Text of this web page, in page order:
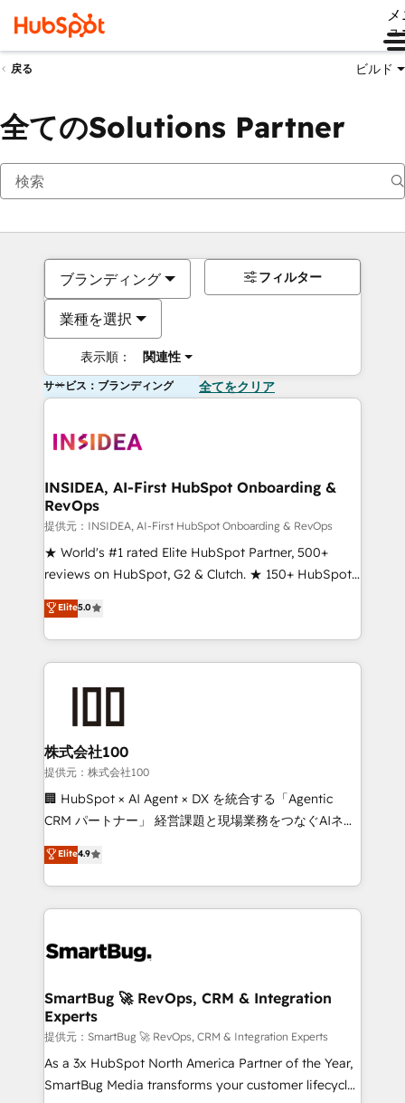
ュ
戻る ビルド
全てのSolutions Partner
ブランディング
業種を選択
表示順： 関連性
フィルター
サービス：ブランディング 全てをクリア
INSIDEA, AI-First HubSpot Onboarding &
RevOps
提供元：INSIDEA, AI-First HubSpot Onboarding & RevOps
★ World's #1 rated Elite HubSpot Partner, 500+
reviews on HubSpot, G2 & Clutch. ★ 150+ HubSpot
Certified Experts & Trainers across the team ★
1,500+ implementations across five continents ★ AI-
First, RevOps-led, Onboarding obsessed ★
Company of the Year 2024/25 INSIDEA helps
and build AI-powered workflows that drive adoption
from week one, in your time zone. What we do ➤
Onboarding: Live in weeks, with workflows built
around your business, not a template. ➤ Migration:
Move from any legacy CRM. Zero downtime, full data
run your revenue process. Sales, marketing, and
service wired together. ➤ AI and Integrations: Layer
tune-ups, feature rollouts, adoption coaching. Buying
HubSpot, switching to it, or reviving a stale portal?
We are built for the work.
Elite5.0
株式会社100
提供元：株式会社100
🏢 HubSpot × AI Agent × DX を統合する「Agentic
CRM パートナー」 経営課題と現場業務をつなぐAIネイ
ティブ・エージェンシーとして、HubSpot Eliteの実装
力で顧客フロント業務を再設計します。 💡 100inc は何
をする会社か？ HubSpotを共通基盤に、AIエージェン
トを組み込んだ顧客フロント業務（マーケティング・営
ィブ・エージェンシーです。事業部・グループ会社・部
を、CRMを軸とした全社共通基盤に再構築します。意
思決定者・PMO・現場担当者に並走します。 1️⃣
HubSpot導入・活用支援 顧客データの一元化から、
GTMの見える化・自動化まで。全Hub統合運用、デー
タ品質設計、グループ横断のCRM統合に対応します。
Elite4.9
SmartBug 🚀 RevOps, CRM & Integration
Experts
提供元：SmartBug 🚀 RevOps, CRM & Integration Experts
As a 3x HubSpot North America Partner of the Year,
SmartBug Media transforms your customer lifecycle